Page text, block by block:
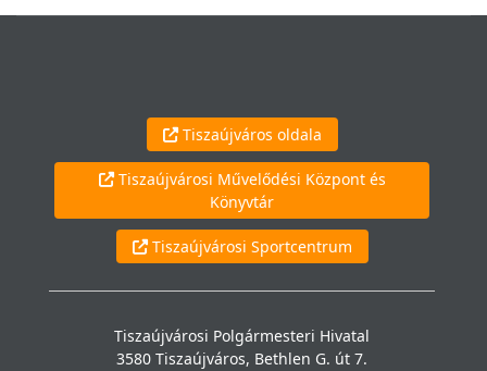
Tiszaújváros oldala
Tiszaújvárosi Művelődési Központ és
Könyvtár
Tiszaújvárosi Sportcentrum
Tiszaújvárosi Polgármesteri Hivatal
3580 Tiszaújváros, Bethlen G. út 7.